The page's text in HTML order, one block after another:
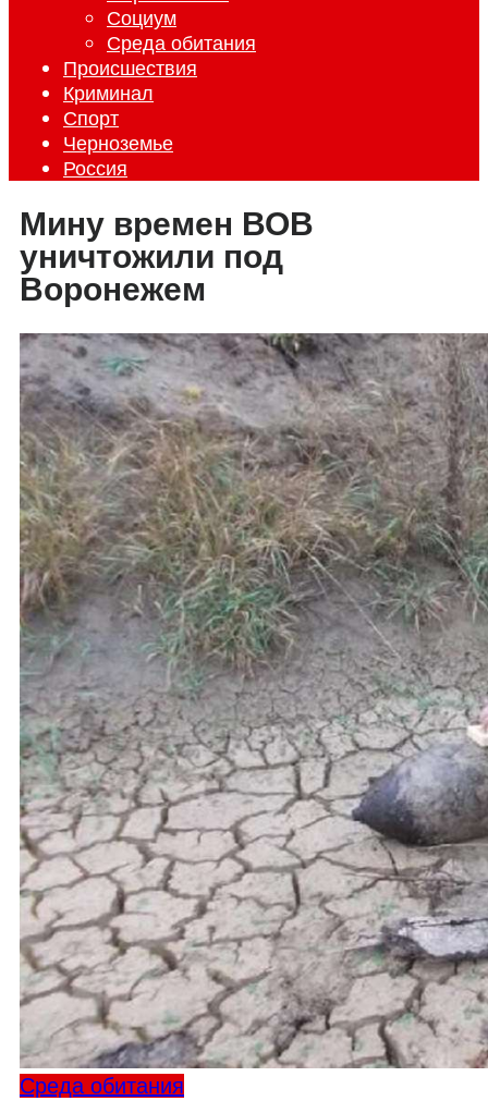
Социум
Среда обитания
Происшествия
Криминал
Спорт
Черноземье
Россия
Мину времен ВОВ
уничтожили под
Воронежем
Среда обитания